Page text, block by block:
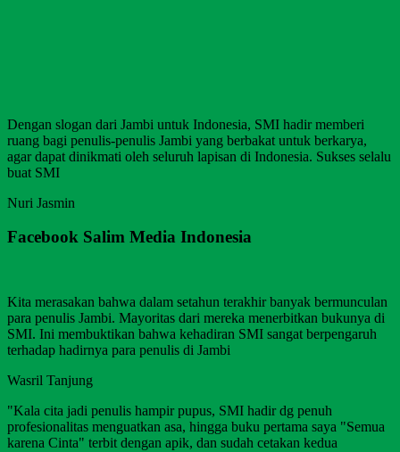
Dengan slogan dari Jambi untuk Indonesia, SMI hadir memberi
ruang bagi penulis-penulis Jambi yang berbakat untuk berkarya,
agar dapat dinikmati oleh seluruh lapisan di Indonesia. Sukses selalu
buat SMI
Nuri Jasmin
Facebook Salim Media Indonesia
Kita merasakan bahwa dalam setahun terakhir banyak bermunculan
para penulis Jambi. Mayoritas dari mereka menerbitkan bukunya di
SMI. Ini membuktikan bahwa kehadiran SMI sangat berpengaruh
terhadap hadirnya para penulis di Jambi
Wasril Tanjung
"Kala cita jadi penulis hampir pupus, SMI hadir dg penuh
profesionalitas menguatkan asa, hingga buku pertama saya "Semua
karena Cinta" terbit dengan apik, dan sudah cetakan kedua